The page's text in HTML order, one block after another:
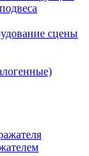
сцены